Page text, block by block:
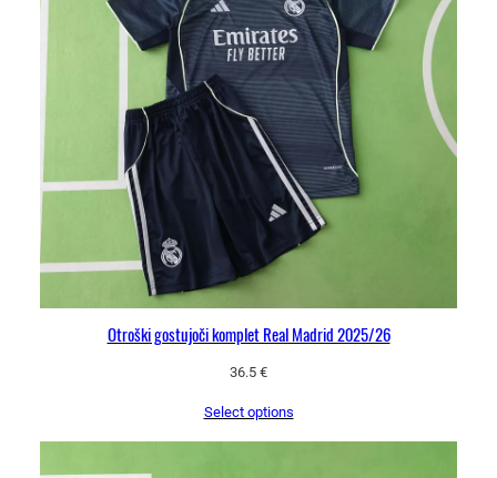
Otroški gostujoči komplet Real Madrid 2025/26
36.5 €
Select options